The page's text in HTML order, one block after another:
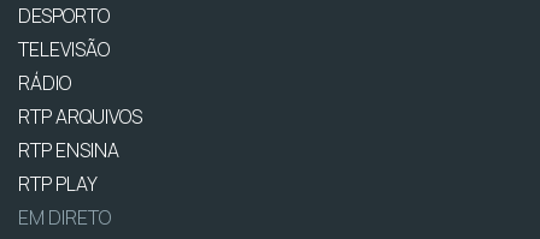
DESPORTO
TELEVISÃO
RÁDIO
RTP ARQUIVOS
RTP ENSINA
RTP PLAY
EM DIRETO